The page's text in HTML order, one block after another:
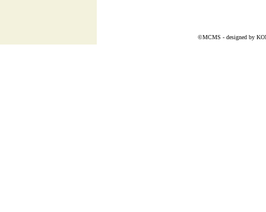
©MCMS - designed by